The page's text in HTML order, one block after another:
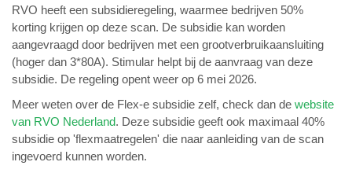
RVO heeft een subsidieregeling, waarmee bedrijven 50%
korting krijgen op deze scan. De subsidie kan worden
aangevraagd door bedrijven met een grootverbruikaansluiting
(hoger dan 3*80A). Stimular helpt bij de aanvraag van deze
subsidie. De regeling opent weer op 6 mei 2026.
Meer weten over de Flex-e subsidie zelf, check dan de website
van RVO Nederland. Deze subsidie geeft ook maximaal 40%
subsidie op 'flexmaatregelen' die naar aanleiding van de scan
ingevoerd kunnen worden.